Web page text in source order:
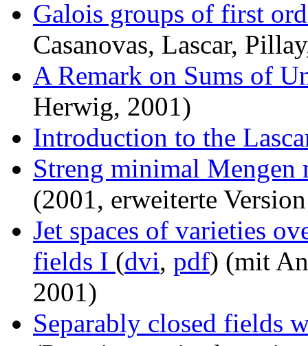
Galois groups of first
Casanovas, Lascar,
A Remark on Sums of
Herwig, 2001)
Introduction to the
Streng minimal Mengen
(2001, erweiterte
Jet spaces of varieties
fields I (dvi, pdf) (mit
2001)
Separably closed fields